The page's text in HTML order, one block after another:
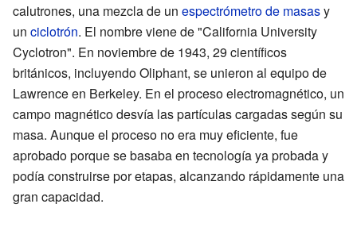
calutrones, una mezcla de un espectrómetro de masasy
un ciclotrón. El nombre viene de "California University
Cyclotron". En noviembre de 1943, 29 científicos
británicos, incluyendo Oliphant, se unieron al equipo de
Lawrence en Berkeley. En el proceso electromagnético, un
campo magnético desvía las partículas cargadas según su
masa. Aunque el proceso no era muy eficiente, fue
aprobado porque se basaba en tecnología ya probada y
podía construirse por etapas, alcanzando rápidamente una
gran capacidad.